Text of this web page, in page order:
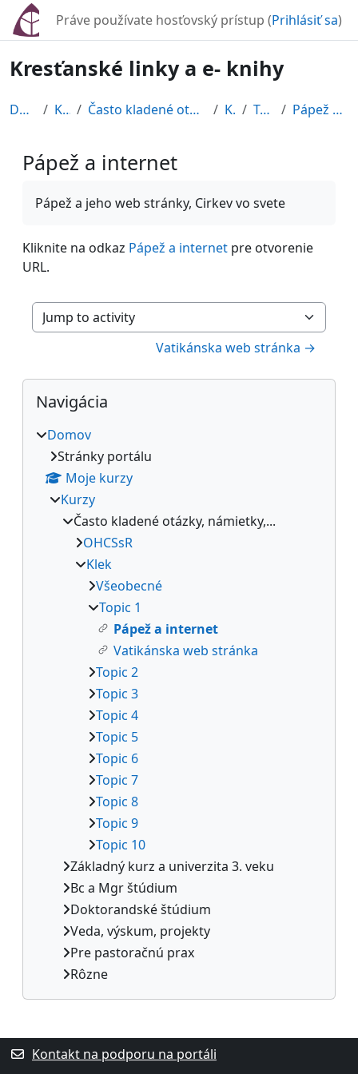
Preskočiť na hlavný obsah
Práve používate hosťovský prístup (Prihlásiť sa)
Kresťanské linky a e- knihy
Domov Kurzy Často kladené otázky, námietky,... Klek Topic 1 Pápež a internet
Pápež a internet
Pápež a jeho web stránky, Cirkev vo svete
Kliknite na odkaz Pápež a internet pre otvorenie
URL.
Jump to activity
Vatikánska web stránka →
Bloky
Preskočiť Navigácia
Navigácia
Domov
Stránky portálu
Moje kurzy
Kurzy
Často kladené otázky, námietky,...
OHCSsR
Klek
Všeobecné
Topic 1
Pápež a internet
Vatikánska web stránka
Topic 2
Topic 3
Topic 4
Topic 5
Topic 6
Topic 7
Topic 8
Topic 9
Topic 10
Základný kurz a univerzita 3. veku
Bc a Mgr štúdium
Doktorandské štúdium
Veda, výskum, projekty
Pre pastoračnú prax
Rôzne
Dodatočné bloky
Kontakt na podporu na portáli